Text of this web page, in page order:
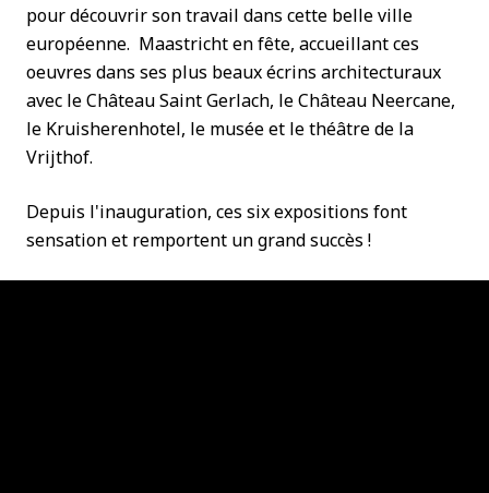
pour découvrir son travail dans cette belle ville
européenne. Maastricht en fête, accueillant ces
oeuvres dans ses plus beaux écrins architecturaux
avec le Château Saint Gerlach, le Château Neercane,
le Kruisherenhotel, le musée et le théâtre de la
Vrijthof.
Depuis l'inauguration, ces six expositions font
sensation et remportent un grand succès !